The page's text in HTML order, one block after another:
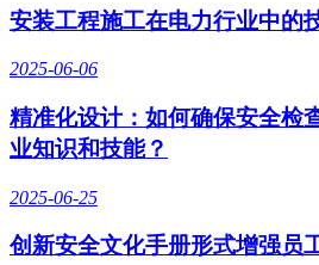
安装工程施工在电力行业中的
2025-06-06
精准化设计：如何确保安全检
业知识和技能？
2025-06-25
创新安全文化手册形式增强员